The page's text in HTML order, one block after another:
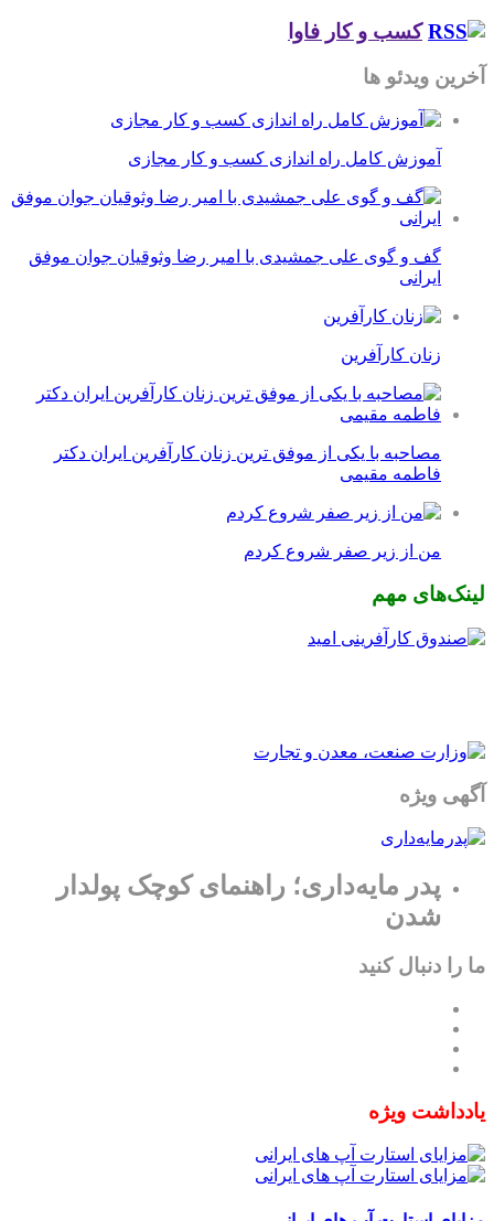
کسب و کار فاوا
آخرین ویدئو ها
آموزش کامل راه اندازی کسب و کار مجازی
گف و گوی علی جمشیدی با امیر رضا وثوقیان جوان موفق
ایرانی
زنان کارآفرین
مصاحبه با یکی از موفق ترین زنان کارآفرین ایران دکتر
فاطمه مقیمی
من از زیر صفر شروع کردم
لینک‌های مهم
آگهی ویژه
پدر مایه‌داری؛ راهنمای کوچک پولدار
شدن
ما را دنبال کنید
یادداشت ویژه